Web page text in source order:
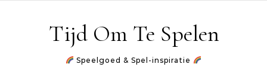
Tijd Om Te Spelen
Speelgoed & Spel-inspiratie